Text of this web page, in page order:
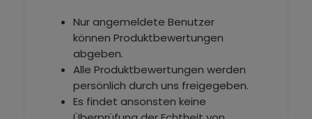
Nur angemeldete Benutzer
können Produktbewertungen
abgeben.
Alle Produktbewertungen werden
persönlich durch uns freigegeben.
Es findet ansonsten keine